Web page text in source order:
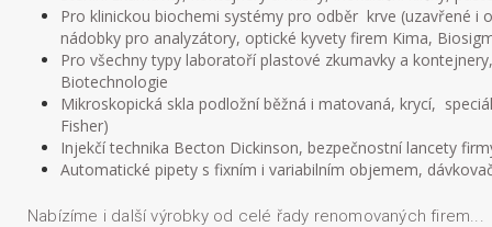
Pro klinickou biochemi systémy pro odběr krve (uzavřené
nádobky pro analyzátory, optické kyvety firem Kima,
Pro všechny typy laboratoří plastové zkumavky a
Biotechnologie
Mikroskopická skla podložní běžná i matovaná, krycí,
Fisher)
Injekčí technika Becton Dickinson, bezpečnostní lancety
Automatické pipety s fixním i variabilním objemem,
Nabízíme i další výrobky od celé řady renomovaných firem...